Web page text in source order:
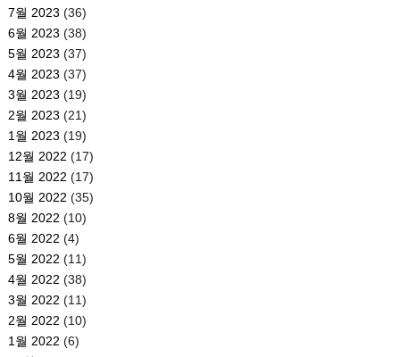
7월 2023 (36)
6월 2023 (38)
5월 2023 (37)
4월 2023 (37)
3월 2023 (19)
2월 2023 (21)
1월 2023 (19)
12월 2022 (17)
11월 2022 (17)
10월 2022 (35)
8월 2022 (10)
6월 2022 (4)
5월 2022 (11)
4월 2022 (38)
3월 2022 (11)
2월 2022 (10)
1월 2022 (6)